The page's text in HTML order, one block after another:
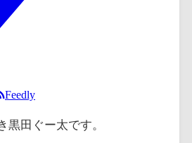
Feedly
黒田ぐー太です。